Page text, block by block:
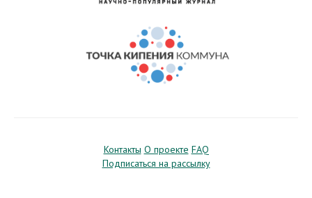
Контакты О проекте FAQ
Подписаться на рассылку